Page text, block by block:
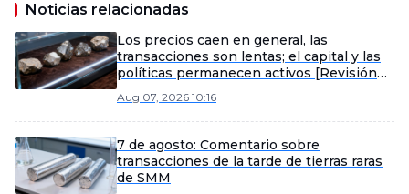
Noticias relacionadas
Los precios caen en general, las
transacciones son lentas; el capital y las
políticas permanecen activos [Revisión
SMM]
Aug 07, 2026 10:16
7 de agosto: Comentario sobre
transacciones de la tarde de tierras raras
de SMM